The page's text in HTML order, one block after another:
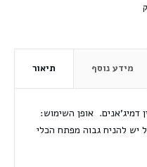
תיאור מידע נוסף
דמיג'אנים. אופן השימוש:
יש להניח גבוה מפתח הכלי